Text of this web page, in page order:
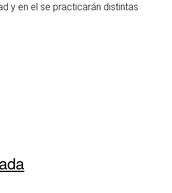
y en el se practicarán distintas